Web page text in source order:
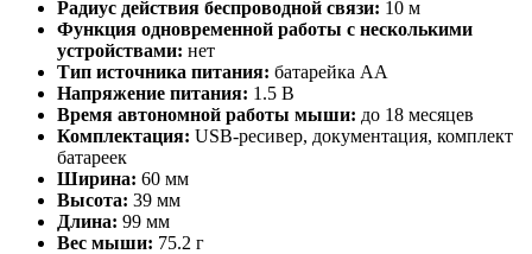
Радиус действия беспроводной связи: 10 м
Функция одновременной работы с несколькими
устройствами: нет
Тип источника питания: батарейка АА
Напряжение питания: 1.5 В
Время автономной работы мыши: до 18 месяцев
Комплектация: USB-ресивер, документация, комплект
батареек
Ширина: 60 мм
Высота: 39 мм
Длина: 99 мм
Вес мыши: 75.2 г